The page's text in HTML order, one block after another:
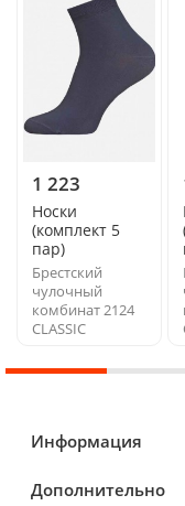
1 223
Носки
(комплект 5
пар)
Брестский
чулочный
комбинат 2124
CLASSIC
Информация
Дополнительно